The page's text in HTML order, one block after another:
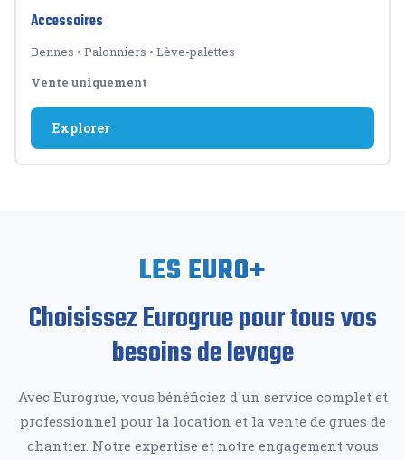
Accessoires
Bennes • Palonniers • Lève-palettes
Vente uniquement
Explorer
LES EURO+
Choisissez Eurogrue pour tous vos
besoins de levage
Avec Eurogrue, vous bénéficiez d'un service complet et
professionnel pour la location et la vente de grues de
chantier. Notre expertise et notre engagement vous